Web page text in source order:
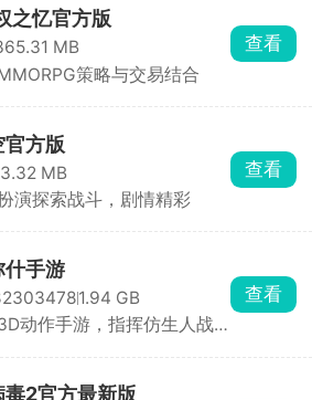
之忆官方版
MB
策略与交易结合
查看
方版
MB
演探索战斗，剧情精彩
查看
什手游
1.94 GB
动作手游，指挥仿生人战
查看
2官方最新版